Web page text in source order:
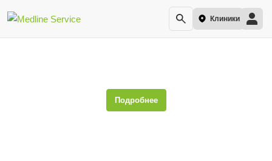
Клиники
Подробнее